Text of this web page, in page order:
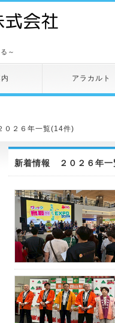
～
アラカルト
０２６年一覧(14件)
新着情報 ２０２６年